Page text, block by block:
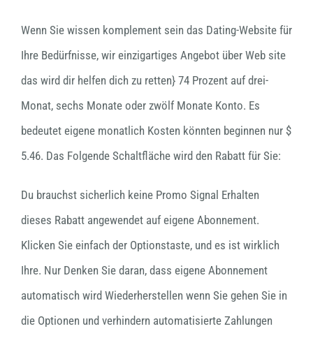
Wenn Sie wissen komplement sein das Dating-Website für
Ihre Bedürfnisse, wir einzigartiges Angebot über Web site
das wird dir helfen dich zu retten} 74 Prozent auf drei-
Monat, sechs Monate oder zwölf Monate Konto. Es
bedeutet eigene monatlich Kosten könnten beginnen nur $
5.46. Das Folgende Schaltfläche wird den Rabatt für Sie:
Du brauchst sicherlich keine Promo Signal Erhalten
dieses Rabatt angewendet auf eigene Abonnement.
Klicken Sie einfach der Optionstaste, und es ist wirklich
Ihre. Nur Denken Sie daran, dass eigene Abonnement
automatisch wird Wiederherstellen wenn Sie gehen Sie in
die Optionen und verhindern automatisierte Zahlungen